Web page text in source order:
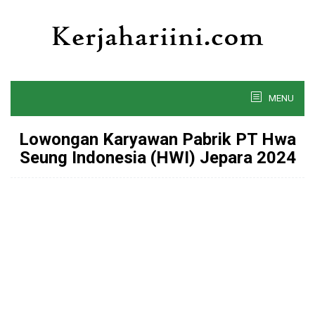
MENU
Lowongan Karyawan Pabrik PT Hwa
Seung Indonesia (HWI) Jepara 2024